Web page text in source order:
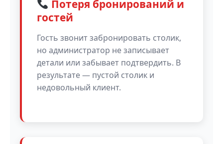
Потеря бронирований и
гостей
Гость звонит забронировать столик,
но администратор не записывает
детали или забывает подтвердить. В
результате — пустой столик и
недовольный клиент.